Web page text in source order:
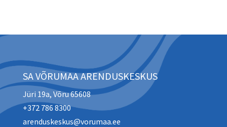
SA VÕRUMAA ARENDUSKESKUS
Jüri 19a, Võru 65608
+372 786 8300
arenduskeskus@vorumaa.ee